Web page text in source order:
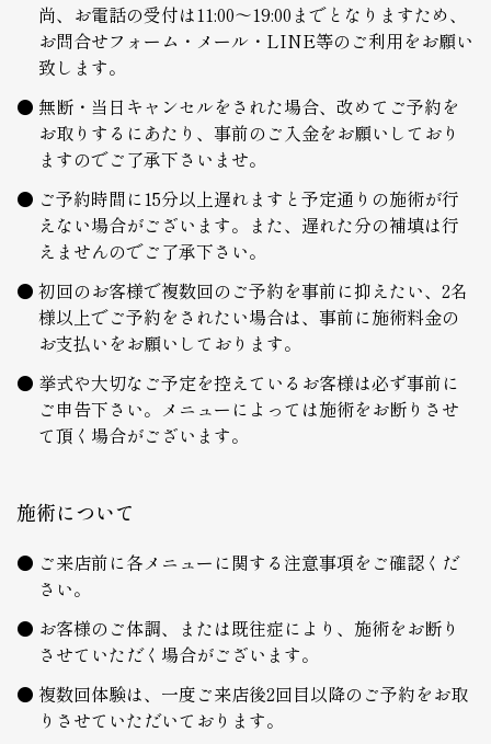
尚、お電話の受付は11:00～19:00までとなりますため、
お問合せフォーム・メール・LINE等のご利用をお願い
致します。
無断・当日キャンセルをされた場合、改めてご予約を
お取りするにあたり、事前のご入金をお願いしており
ますのでご了承下さいませ。
ご予約時間に15分以上遅れますと予定通りの施術が行
えない場合がございます。また、遅れた分の補填は行
えませんのでご了承下さい。
初回のお客様で複数回のご予約を事前に抑えたい、2名
様以上でご予約をされたい場合は、事前に施術料金の
お支払いをお願いしております。
挙式や大切なご予定を控えているお客様は必ず事前に
ご申告下さい。メニューによっては施術をお断りさせ
て頂く場合がございます。
施術について
ご来店前に各メニューに関する注意事項をご確認くだ
さい。
お客様のご体調、または既往症により、施術をお断り
させていただく場合がございます。
複数回体験は、一度ご来店後2回目以降のご予約をお取
りさせていただいております。